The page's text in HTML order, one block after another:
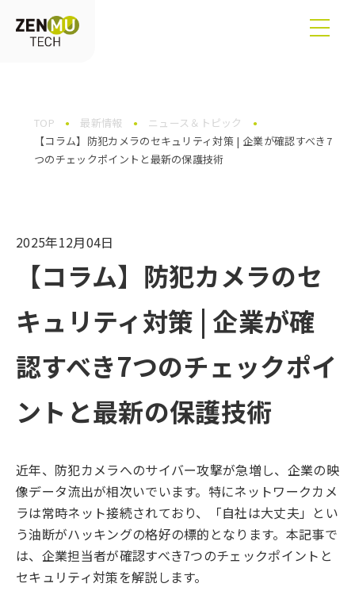
TOP 最新情報
ニュース＆トピック
【コラム】防犯カメラのセキュリティ対策 | 企業が確認すべき7
つのチェックポイントと最新の保護技術
2025年12月04日
【コラム】防犯カメラのセ
キュリティ対策 | 企業が確
認すべき7つのチェックポイ
ントと最新の保護技術
近年、防犯カメラへのサイバー攻撃が急増し、企業の映
像データ流出が相次いでいます。特にネットワークカメ
ラは常時ネット接続されており、「自社は大丈夫」とい
う油断がハッキングの格好の標的となります。本記事で
は、企業担当者が確認すべき7つのチェックポイントと
セキュリティ対策を解説します。